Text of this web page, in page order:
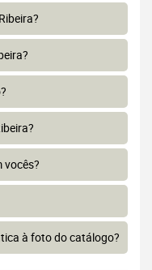
vocês?
à foto do catálogo?